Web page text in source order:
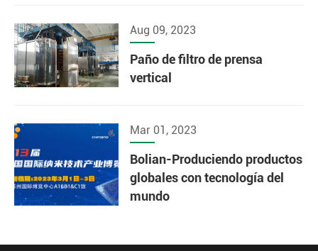
Aug 09, 2023
Paño de filtro de prensa
vertical
Mar 01, 2023
Bolian-Produciendo productos
globales con tecnología del
mundo